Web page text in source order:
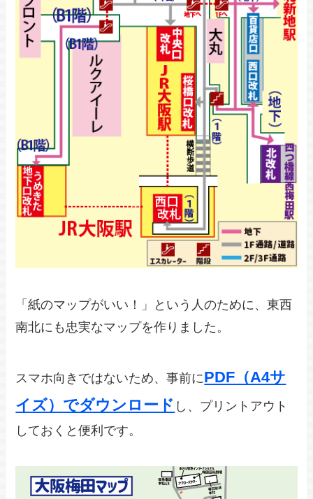
「紙のマップがいい！」という人のために、東西
南北にも忠実なマップを作りました。
スマホ向きではないため、事前にPDF（A4サ
イズ）でダウンロード し、プリントアウト
しておくと便利です。